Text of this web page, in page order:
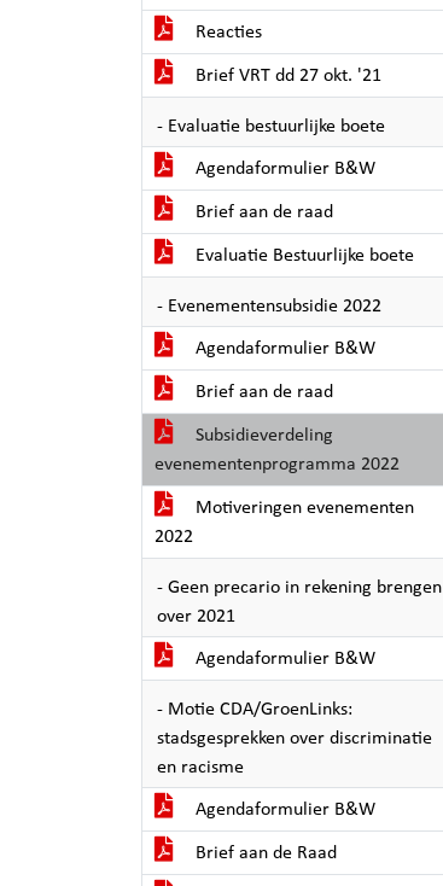
Reacties
Brief VRT dd 27 okt. '21
- Evaluatie bestuurlijke boete
Agendaformulier B&W
Brief aan de raad
Evaluatie Bestuurlijke boete
- Evenementensubsidie 2022
Agendaformulier B&W
Brief aan de raad
Subsidieverdeling
evenementenprogramma 2022
Motiveringen evenementen
2022
- Geen precario in rekening brengen
over 2021
Agendaformulier B&W
- Motie CDA/GroenLinks:
stadsgesprekken over discriminatie
en racisme
Agendaformulier B&W
Brief aan de Raad